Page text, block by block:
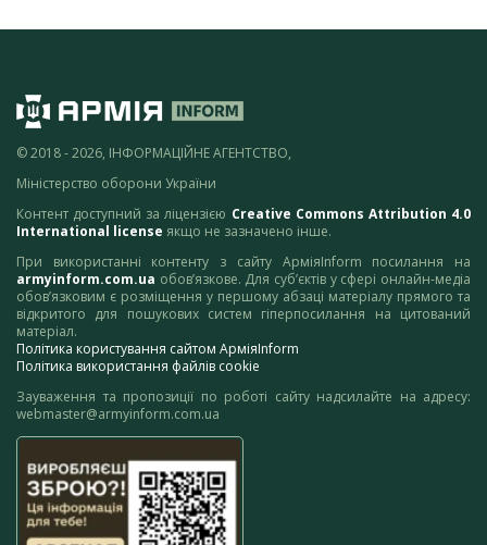
© 2018 - 2026, ІНФОРМАЦІЙНЕ АГЕНТСТВО,
Міністерство оборони України
Контент доступний за ліцензією Creative Commons Attribution 4.0
International license якщо не зазначено інше.
При використанні контенту з сайту АрміяInform посилання на
armyinform.com.ua обов’язкове. Для суб’єктів у сфері онлайн-медіа
обов’язковим є розміщення у першому абзаці матеріалу прямого та
відкритого для пошукових систем гіперпосилання на цитований
матеріал.
Політика користування сайтом АрміяInform
Політика використання файлів cookie
Зауваження та пропозиції по роботі сайту надсилайте на адресу:
webmaster@armyinform.com.ua